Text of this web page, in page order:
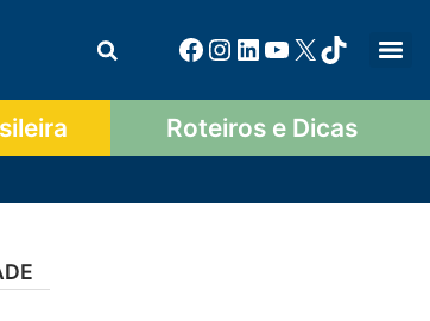
Roteiros e Dicas